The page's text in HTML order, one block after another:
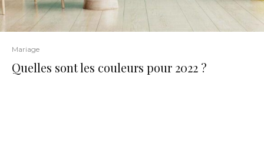
Mariage
Quelles sont les couleurs pour 2022 ?